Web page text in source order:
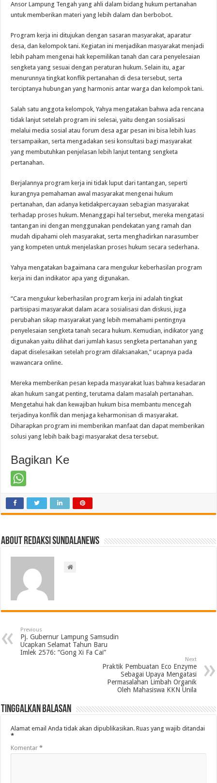
Ansor Lampung Tengah yang ahli dalam bidang hukum pertanahan
untuk memberikan materi yang lebih dalam dan berbobot.
Program kerja ini ditujukan dengan sasaran masyarakat, aparatur
desa, dan kelompok tani. Kegiatan ini menjadikan masyarakat menjadi
lebih paham mengenai hak kepemilikan tanah dan cara penyelesaian
sengketa yang sesuai dengan peraturan hukum. Selain itu, agar
menurunnya tingkat konflik pertanahan di desa tersebut, serta
terciptanya hubungan yang harmonis antar warga dan kelompok tani.
Salah satu anggota kelompok, Yahya mengatakan bahwa ada rencana
tidak lanjut setelah program ini selesai, yaitu dengan sosialisasi
melalui media sosial atau forum desa agar pesan ini bisa lebih luas
tersampaikan, serta mengadakan sesi konsultasi bagi masyarakat
yang membutuhkan penjelasan lebih lanjut tentang sengketa
pertanahan.
Berjalannya program kerja ini tidak luput dari tantangan, seperti
kurangnya pemahaman awal masyarakat mengenai hukum
pertanahan, dan adanya ketidakpercayaan sebagian masyarakat
terhadap proses hukum. Menanggapi hal tersebut, mereka mengatasi
tantangan ini dengan menggunakan pendekatan yang ramah dan
mudah dipahami oleh masyarakat, serta menghadirkan narasumber
yang kompeten untuk menjelaskan proses hukum secara sederhana.
Yahya mengatakan bagaimana cara mengukur keberhasilan program
kerja ini dan indikator apa yang digunakan.
“Cara mengukur keberhasilan program kerja ini adalah tingkat
partisipasi masyarakat dalam acara sosialisasi dan diskusi, juga
perubahan sikap masyarakat yang lebih memahami pentingnya
penyelesaian sengketa tanah secara hukum. Kemudian, indikator yang
digunakan yaitu dilihat dari jumlah kasus sengketa pertanahan yang
dapat diselesaikan setelah program dilaksanakan,” ucapnya pada
wawancara online.
Mereka memberikan pesan kepada masyarakat luas bahwa kesadaran
akan hukum sangat penting, terutama dalam masalah pertanahan.
Mengetahui hak dan kewajiban hukum bisa membantu mencegah
terjadinya konflik dan menjaga keharmonisan di masyarakat.
Diharapkan program ini memberikan manfaat dan dapat memberikan
solusi yang lebih baik bagi masyarakat desa tersebut.
Bagikan Ke
About Redaksi Sundalanews
Previous
Pj. Gubernur Lampung Samsudin
Ucapkan Selamat Tahun Baru
Imlek 2576: “Gong Xi Fa Cai”
Next
Praktik Pembuatan Eco Enzyme
Sebagai Upaya Mengatasi
Permasalahan Limbah Organik
Oleh Mahasiswa KKN Unila
Tinggalkan Balasan
Alamat email Anda tidak akan dipublikasikan. Ruas yang wajib ditandai
*
Komentar*